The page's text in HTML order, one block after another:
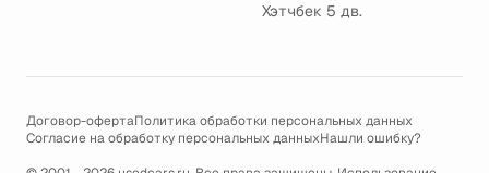
Хэтчбек 5 дв.
Договор-офертаПолитика обработки персональных данных
Согласие на обработку персональных данныхНашли ошибку?